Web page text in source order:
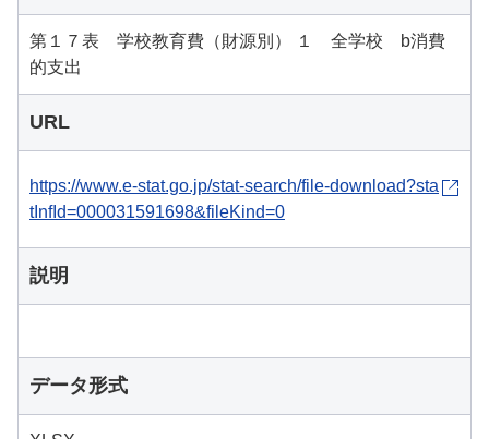
第１７表 学校教育費（財源別） １ 全学校 b消費
的支出
URL
https://www.e-stat.go.jp/stat-search/file-download?sta
tInfId=000031591698&fileKind=0
説明
データ形式